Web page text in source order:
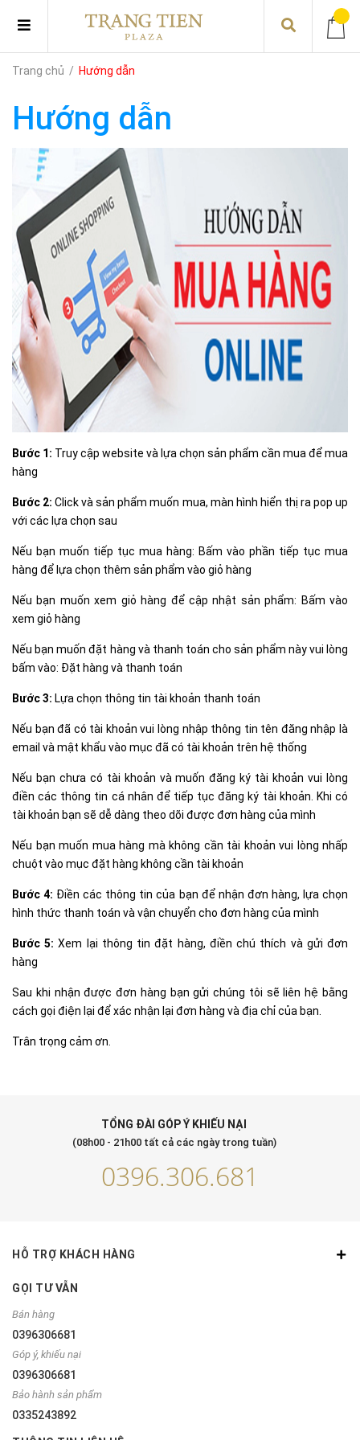
Trang chủ / Hướng dẫn
Hướng dẫn
Bước 1: Truy cập website và lựa chọn sản phẩm cần mua để mua
hàng
Bước 2: Click và sản phẩm muốn mua, màn hình hiển thị ra pop up
với các lựa chọn sau
Nếu bạn muốn tiếp tục mua hàng: Bấm vào phần tiếp tục mua
hàng để lựa chọn thêm sản phẩm vào giỏ hàng
Nếu bạn muốn xem giỏ hàng để cập nhật sản phẩm: Bấm vào
xem giỏ hàng
Nếu bạn muốn đặt hàng và thanh toán cho sản phẩm này vui lòng
bấm vào: Đặt hàng và thanh toán
Bước 3: Lựa chọn thông tin tài khoản thanh toán
Nếu bạn đã có tài khoản vui lòng nhập thông tin tên đăng nhập là
email và mật khẩu vào mục đã có tài khoản trên hệ thống
Nếu bạn chưa có tài khoản và muốn đăng ký tài khoản vui lòng
điền các thông tin cá nhân để tiếp tục đăng ký tài khoản. Khi có
tài khoản bạn sẽ dễ dàng theo dõi được đơn hàng của mình
Nếu bạn muốn mua hàng mà không cần tài khoản vui lòng nhấp
chuột vào mục đặt hàng không cần tài khoản
Bước 4: Điền các thông tin của bạn để nhận đơn hàng, lựa chọn
hình thức thanh toán và vận chuyển cho đơn hàng của mình
Bước 5: Xem lại thông tin đặt hàng, điền chú thích và gửi đơn
hàng
Sau khi nhận được đơn hàng bạn gửi chúng tôi sẽ liên hệ bằng
cách gọi điện lại để xác nhận lại đơn hàng và địa chỉ của bạn.
Trân trọng cảm ơn.
TỔNG ĐÀI GÓP Ý KHIẾU NẠI
(08h00 - 21h00 tất cả các ngày trong tuần)
0396.306.681
HỖ TRỢ KHÁCH HÀNG
GỌI TƯ VẪN
Bán hàng
0396306681
Góp ý, khiếu nại
0396306681
Bảo hành sản phẩm
0335243892